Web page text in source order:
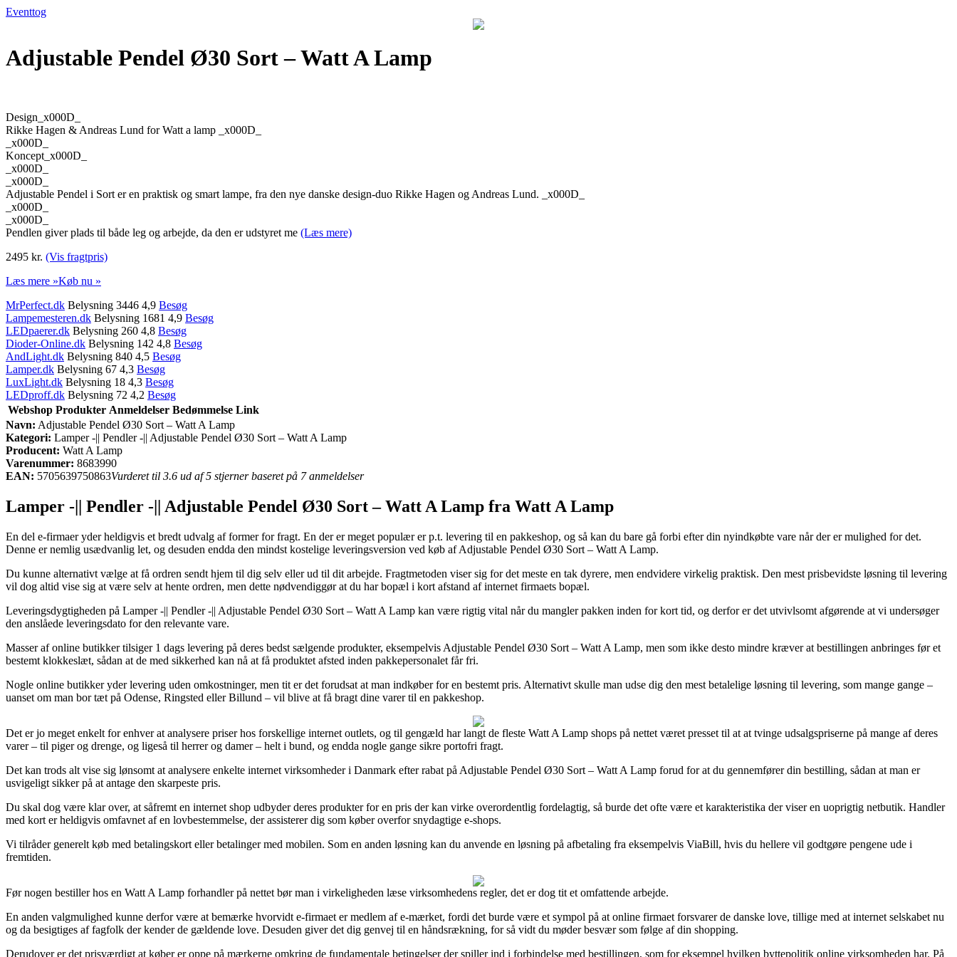
Eventtog
Adjustable Pendel Ø30 Sort – Watt A Lamp
Design_x000D_
Rikke Hagen & Andreas Lund for Watt a lamp _x000D_
_x000D_
Koncept_x000D_
_x000D_
_x000D_
Adjustable Pendel i Sort er en praktisk og smart lampe, fra den nye danske design-duo Rikke Hagen og Andreas Lund. _x000D_
_x000D_
_x000D_
Pendlen giver plads til både leg og arbejde, da den er udstyret me (Læs mere)
2495 kr. (Vis fragtpris)
Læs mere »Køb nu »
MrPerfect.dk Belysning 3446 4,9 Besøg
Lampemesteren.dk Belysning 1681 4,9 Besøg
LEDpaerer.dk Belysning 260 4,8 Besøg
Dioder-Online.dk Belysning 142 4,8 Besøg
AndLight.dk Belysning 840 4,5 Besøg
Lamper.dk Belysning 67 4,3 Besøg
LuxLight.dk Belysning 18 4,3 Besøg
LEDproff.dk Belysning 72 4,2 Besøg
Webshop Produkter Anmeldelser Bedømmelse Link
Navn: Adjustable Pendel Ø30 Sort – Watt A Lamp
Kategori: Lamper -|| Pendler -|| Adjustable Pendel Ø30 Sort – Watt A Lamp
Producent: Watt A Lamp
Varenummer: 8683990
EAN: 5705639750863Vurderet til 3.6 ud af 5 stjerner baseret på 7 anmeldelser
Lamper -|| Pendler -|| Adjustable Pendel Ø30 Sort – Watt A Lamp fra Watt A Lamp
En del e-firmaer yder heldigvis et bredt udvalg af former for fragt. En der er meget populær er p.t. levering til en pakkeshop, og så kan du bare gå forbi efter din nyindkøbte vare når der er mulighed for det.
Denne er nemlig usædvanlig let, og desuden endda den mindst kostelige leveringsversion ved køb af Adjustable Pendel Ø30 Sort – Watt A Lamp.
Du kunne alternativt vælge at få ordren sendt hjem til dig selv eller ud til dit arbejde. Fragtmetoden viser sig for det meste en tak dyrere, men endvidere virkelig praktisk. Den mest prisbevidste løsning til levering
vil dog altid vise sig at være selv at hente ordren, men dette nødvendiggør at du har bopæl i kort afstand af internet firmaets bopæl.
Leveringsdygtigheden på Lamper -|| Pendler -|| Adjustable Pendel Ø30 Sort – Watt A Lamp kan være rigtig vital når du mangler pakken inden for kort tid, og derfor er det utvivlsomt afgørende at vi undersøger
den anslåede leveringsdato for den relevante vare.
Masser af online butikker tilsiger 1 dags levering på deres bedst sælgende produkter, eksempelvis Adjustable Pendel Ø30 Sort – Watt A Lamp, men som ikke desto mindre kræver at bestillingen anbringes før et
bestemt klokkeslæt, sådan at de med sikkerhed kan nå at få produktet afsted inden pakkepersonalet får fri.
Nogle online butikker yder levering uden omkostninger, men tit er det forudsat at man indkøber for en bestemt pris. Alternativt skulle man udse dig den mest betalelige løsning til levering, som mange gange –
uanset om man bor tæt på Odense, Ringsted eller Billund – vil blive at få bragt dine varer til en pakkeshop.
Det er jo meget enkelt for enhver at analysere priser hos forskellige internet outlets, og til gengæld har langt de fleste Watt A Lamp shops på nettet været presset til at at tvinge udsalgspriserne på mange af deres
varer – til piger og drenge, og ligeså til herrer og damer – helt i bund, og endda nogle gange sikre portofri fragt.
Det kan trods alt vise sig lønsomt at analysere enkelte internet virksomheder i Danmark efter rabat på Adjustable Pendel Ø30 Sort – Watt A Lamp forud for at du gennemfører din bestilling, sådan at man er
usvigeligt sikker på at antage den skarpeste pris.
Du skal dog være klar over, at såfremt en internet shop udbyder deres produkter for en pris der kan virke overordentlig fordelagtig, så burde det ofte være et karakteristika der viser en uoprigtig netbutik. Handler
med kort er heldigvis omfavnet af en lovbestemmelse, der assisterer dig som køber overfor snydagtige e-shops.
Vi tilråder generelt køb med betalingskort eller betalinger med mobilen. Som en anden løsning kan du anvende en løsning på afbetaling fra eksempelvis ViaBill, hvis du hellere vil godtgøre pengene ude i
fremtiden.
Før nogen bestiller hos en Watt A Lamp forhandler på nettet bør man i virkeligheden læse virksomhedens regler, det er dog tit et omfattende arbejde.
En anden valgmulighed kunne derfor være at bemærke hvorvidt e-firmaet er medlem af e-mærket, fordi det burde være et sympol på at online firmaet forsvarer de danske love, tillige med at internet selskabet nu
og da besigtiges af fagfolk der kender de gældende love. Desuden giver det dig genvej til en håndsrækning, for så vidt du møder besvær som følge af din shopping.
Derudover er det prisværdigt at køber er oppe på mærkerne omkring de fundamentale betingelser der spiller ind i forbindelse med bestillingen, som for eksempel hvilken byttepolitik online virksomheden har. På